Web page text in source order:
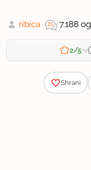
ribica 7.188
2/5
Shrani